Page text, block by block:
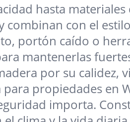
hasta
combinan con el
portón caído o
mantenerlas
por su calidez,
propiedades en
importa.